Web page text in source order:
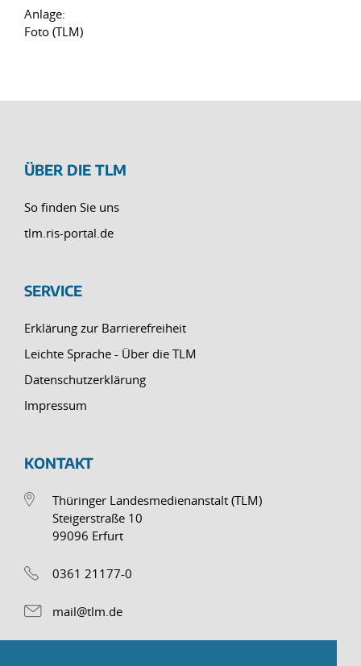
Anlage:
Foto (TLM)
ÜBER DIE TLM
So finden Sie uns
tlm.ris-portal.de
SERVICE
Erklärung zur Barrierefreiheit
Leichte Sprache - Über die TLM
Datenschutzerklärung
Impressum
KONTAKT
Thüringer Landesmedienanstalt (TLM)
Steigerstraße 10
99096 Erfurt
0361 21177-0
mail@tlm.de